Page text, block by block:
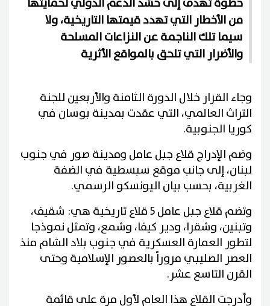
من الأخطار التي تهدد قيمتها التاريخية، ولا
سيما تلك الناجمة عن النزاعات المسلحة
والأضرار التي تلحق بالمواقع الأثرية
وجاء القرار خلال الدورة الثامنة والأربعين للجنة
التراث العالمي، التي عقدت بمدينة بوسان في
كوريا الجنوبية.
وضم الإدراج قلاع جبل عامل ومدينة صور في جنوب
لبنان، إلى جانب موقع سبسطية في الضفة
الغربية، بحسب بيان اليونسكو الرسمي.
وتضم قلاع جبل عامل 5 قلاع تاريخية هي: شقيف،
وتبنين، وشقرا، ودير كيفا، وشمع، وتمثل نموذجا
لتطور العمارة العسكرية في جنوب بلاد الشام منذ
العصر الصليبي مروراً بالعصور الإسلامية وحتى
القرن التاسع عشر.
وأدرجت القلاع هذا العام لأول مرة على قائمة